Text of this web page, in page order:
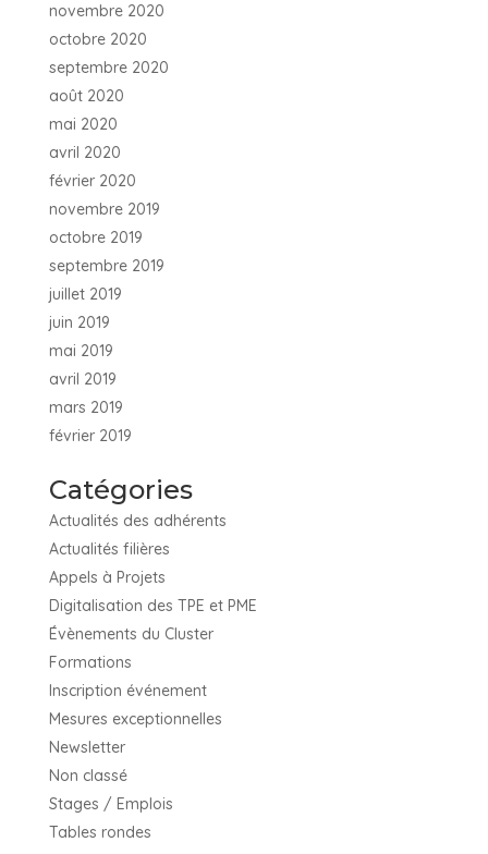
novembre 2020
octobre 2020
septembre 2020
août 2020
mai 2020
avril 2020
février 2020
novembre 2019
octobre 2019
septembre 2019
juillet 2019
juin 2019
mai 2019
avril 2019
mars 2019
février 2019
Catégories
Actualités des adhérents
Actualités filières
Appels à Projets
Digitalisation des TPE et PME
Évènements du Cluster
Formations
Inscription événement
Mesures exceptionnelles
Newsletter
Non classé
Stages / Emplois
Tables rondes